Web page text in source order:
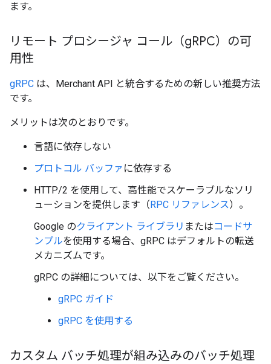
ます。
リモート プロシージャ コール（gRPC）の可
用性
gRPC は、Merchant API と統合するための新しい推奨方法
です。
メリットは次のとおりです。
言語に依存しない
プロトコル バッファ に依存する
HTTP/2 を使用して、高性能でスケーラブルなソリ
ューションを提供します（RPC リファレンス）。
Google のクライアント ライブラリ またはコードサ
ンプルを使用する場合、gRPC はデフォルトの転送
メカニズムです。
gRPC の詳細については、以下をご覧ください。
gRPC ガイド
gRPC を使用する
カスタム バッチ処理が組み込みのバッチ処理